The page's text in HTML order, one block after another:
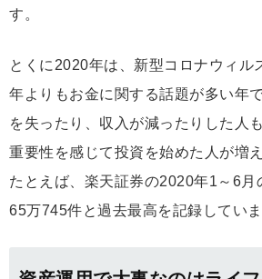
す。
とくに2020年は、新型コロナウィル
年よりもお金に関する話題が多い年
を失ったり、収入が減ったりした人
重要性を感じて投資を始めた人が増
たとえば、楽天証券の2020年1～6月
65万745件と過去最高を記録していま